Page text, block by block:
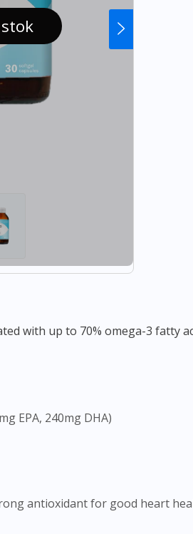
EPA, 240mg DHA)
antioxidant for good heart